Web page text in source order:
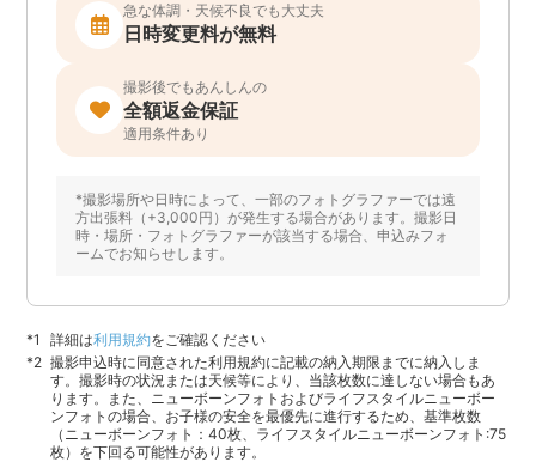
急な体調・天候不良でも大丈夫
日時変更料が無料
撮影後でもあんしんの
全額返金保証
適用条件あり
*撮影場所や日時によって、一部のフォトグラファーでは遠
方出張料（+3,000円）が発生する場合があります。撮影日
時・場所・フォトグラファーが該当する場合、申込みフォ
ームでお知らせします。
詳細は利用規約をご確認ください
撮影申込時に同意された利用規約に記載の納入期限までに納入しま
す。撮影時の状況または天候等により、当該枚数に達しない場合もあ
ります。また、ニューボーンフォトおよびライフスタイルニューボー
ンフォトの場合、お子様の安全を最優先に進行するため、基準枚数
（ニューボーンフォト：40枚、ライフスタイルニューボーンフォト:75
枚）を下回る可能性があります。